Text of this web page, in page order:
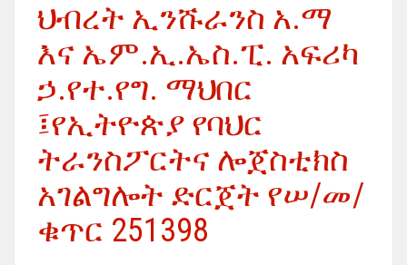
ህብረት ኢንሹራንስ አ.ማ
እና ኤም.ኢ.ኤስ.ፒ. አፍሪካ
ኃ.የተ.የግ. ማህበር
፤የኢትዮጵያ የባህር
ትራንስፖርትና ሎጀስቲክስ
አገልግሎት ድርጀት የሠ/መ/
ቁጥር 251398